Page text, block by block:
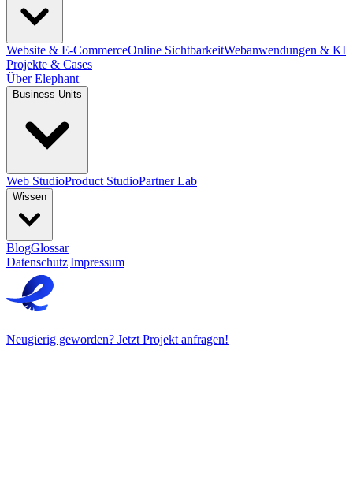
Website & E-CommerceOnline SichtbarkeitWebanwendungen & KI
Projekte & Cases
Über Elephant
Business Units
Web StudioProduct StudioPartner Lab
Wissen
BlogGlossar
Datenschutz|Impressum
Neugierig geworden? Jetzt Projekt anfragen!